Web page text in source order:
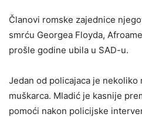
Članovi romske zajednice
smrću Georgea Floyda,
prošle godine ubila u SAD-u.
Jedan od policajaca je nekoliko
muškarca. Mladić je kasnije
pomoći nakon policijske